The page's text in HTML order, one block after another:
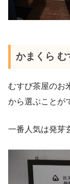
かまくら む
むすび茶屋のお
から選ぶことが
一番人気は発芽